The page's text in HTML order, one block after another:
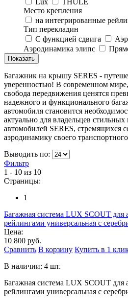
Место крепления
на интегрированные
Тип перекладин
C функцией сдвига
Аэродинамика элипс
Багажник на крышу SERES -
уверенностью! В современном
свобода передвижения ценятся
надежного и функционального
автомобиля становится
актуально для владельцев
автомобилей SERES, стремящихся
аэродинамику своего
Выводить по:
Фильтр
1 - 10 из 10
Страницы:
1
Багажная система LUX SCOUT для
рейлингами универсальная с
Цена:
10 800 руб.
Сравнить В корзину Купить в 1
В наличии: 4 шт.
Багажная система LUX SCOUT для
рейлингами универсальная с